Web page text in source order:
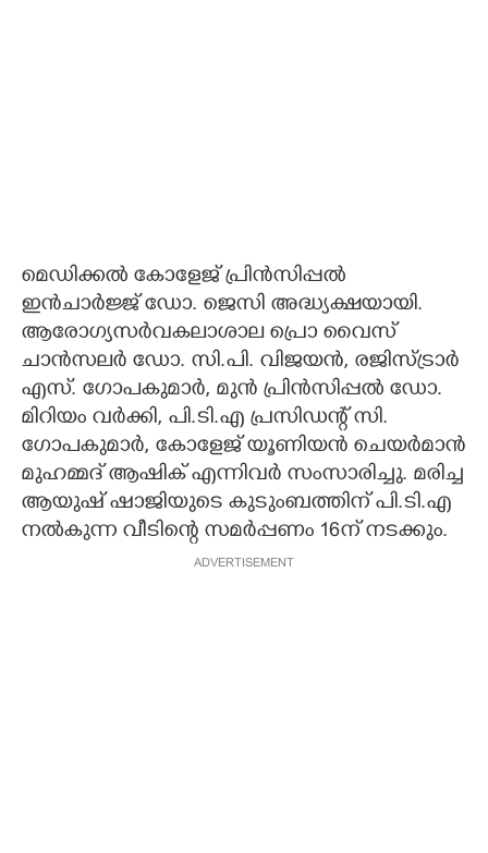
മെഡിക്കൽ കോളേജ് പ്രിൻസിപ്പൽ
ഇൻചാർജ്ജ് ഡോ. ജെസി അദ്ധ്യക്ഷയായി.
ആരോഗ്യസർവകലാശാല പ്രൊ വൈസ്
ചാൻസലർ ഡോ. സി.പി. വിജയൻ, രജിസ്ട്രാർ
എസ്. ഗോപകുമാർ, മുൻ പ്രിൻസിപ്പൽ ഡോ.
മിറിയം വർക്കി, പി.ടി.എ പ്രസിഡന്റ് സി.
ഗോപകുമാർ, കോളേജ് യൂണിയൻ ചെയർമാൻ
മുഹമ്മദ് ആഷിക് എന്നിവർ സംസാരിച്ചു. മരിച്ച
ആയുഷ് ഷാജിയുടെ കുടുംബത്തിന് പി.ടി.എ
നൽകുന്ന വീടിന്റെ സമർപ്പണം 16ന് നടക്കും.
ADVERTISEMENT